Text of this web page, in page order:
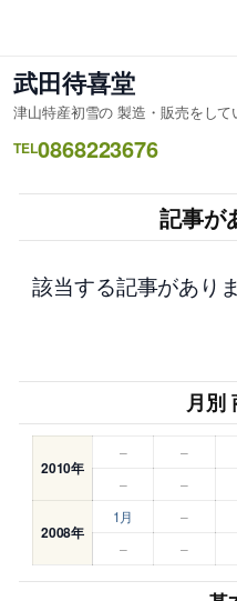
を
ス
キ
ッ
武田待喜堂
津山特産初雪の 製造・販売をして
TEL0868223676
記事が
該当する記事がありま
月別
2010年
– –
–
–
2008年
1月 –
–
–